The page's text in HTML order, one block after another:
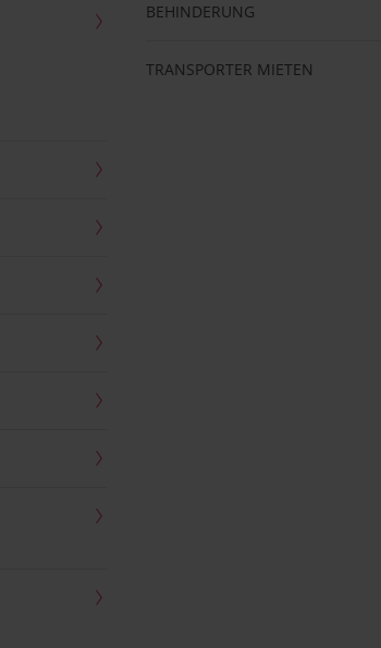
BEHINDERUNG
TRANSPORTER MIETEN